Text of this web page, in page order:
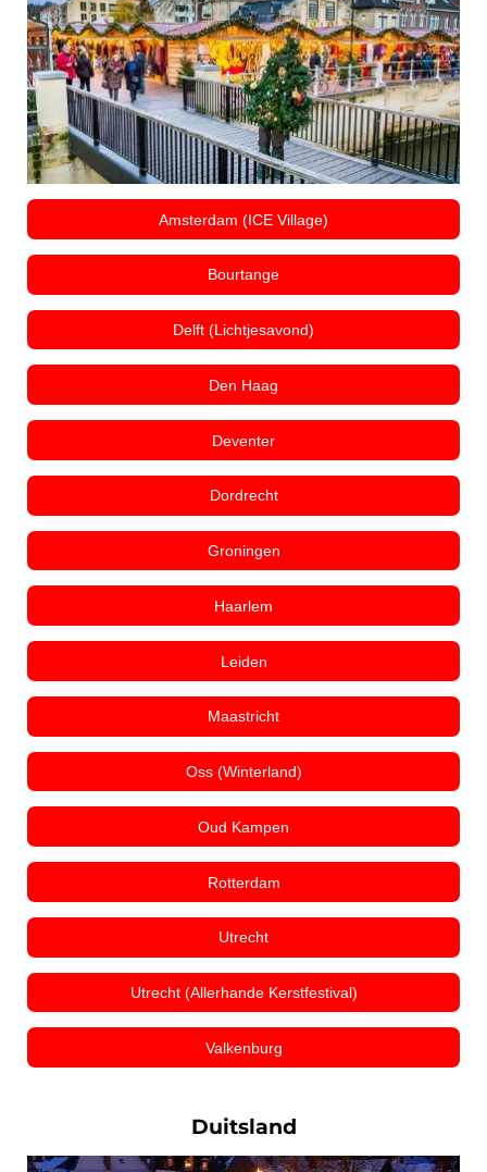
Amsterdam (ICE Village)
Bourtange
Delft (Lichtjesavond)
Den Haag
Deventer
Dordrecht
Groningen
Haarlem
Leiden
Maastricht
Oss (Winterland)
Oud Kampen
Rotterdam
Utrecht
Utrecht (Allerhande Kerstfestival)
Valkenburg
Duitsland